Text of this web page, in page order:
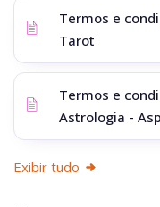
Termos e
Tarot
Termos e
Astrologia -
Exibir tudo